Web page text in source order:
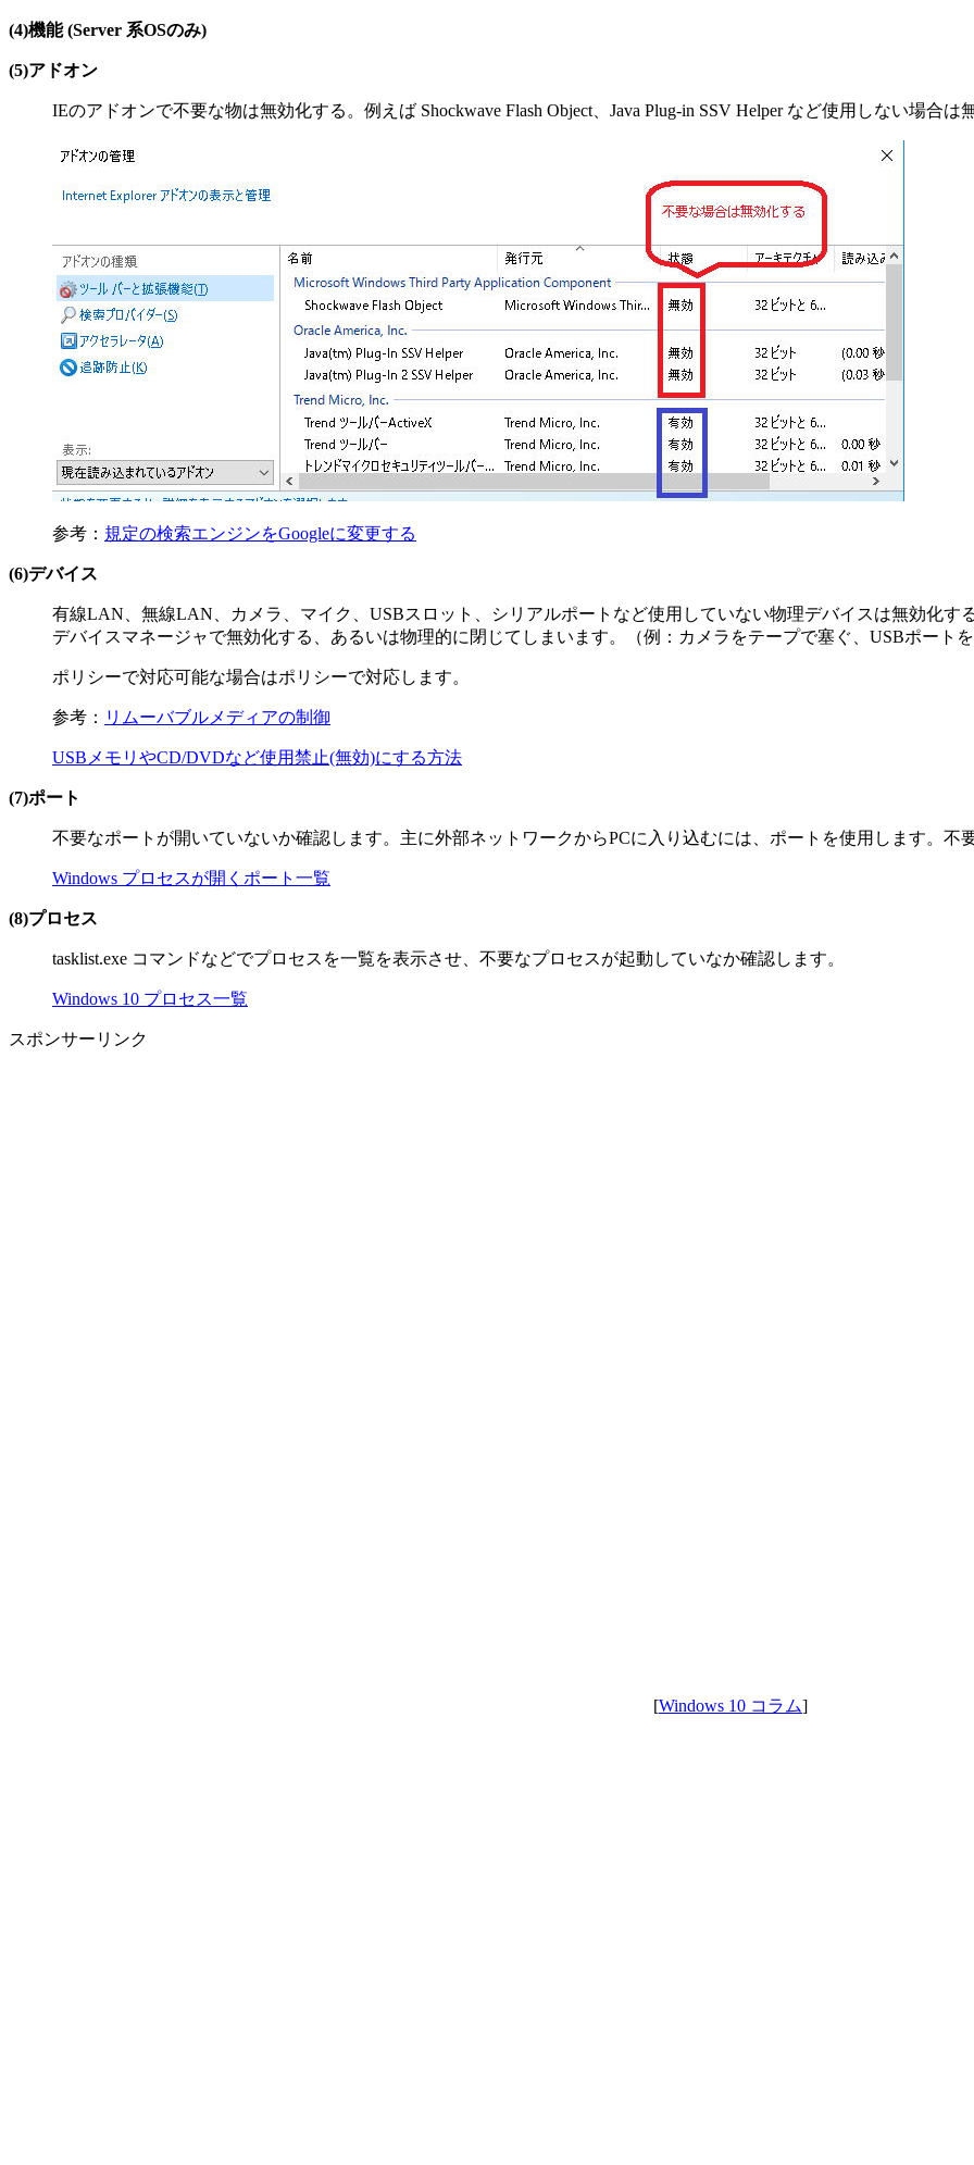
(4)機能 (Server 系OSのみ)
(5)アドオン
IEのアドオンで不要な物は無効化する。例えば Shockwave Flash Object、Java Plug-in SSV Helper など使用しない場合は
参考： 規定の検索エンジンをGoogleに変更する
(6)デバイス
有線LAN、無線LAN、カメラ、マイク、USBスロット、シリアルポートなど使用していない物理デバイスは無効化す
デバイスマネージャで無効化する、あるいは物理的に閉じてしまいます。（例：カメラをテープで塞ぐ、USBポート
ポリシーで対応可能な場合はポリシーで対応します。
参考： リムーバブルメディアの制御
USBメモリやCD/DVDなど使用禁止(無効)にする方法
(7)ポート
不要なポートが開いていないか確認します。主に外部ネットワークからPCに入り込むには、ポートを使用します。不
Windows プロセスが開くポート一覧
(8)プロセス
tasklist.exe コマンドなどでプロセスを一覧を表示させ、不要なプロセスが起動していなか確認します。
Windows 10 プロセス一覧
スポンサーリンク
[Windows 10 コラム]